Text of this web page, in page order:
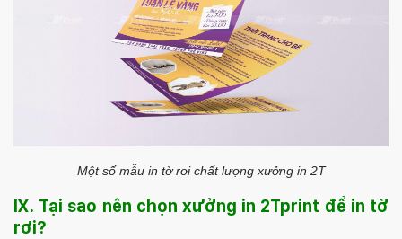
Một số mẫu in tờ rơi chất lượng xưởng in 2T
IX. Tại sao nên chọn xưởng in 2Tprint để in tờ
rơi?